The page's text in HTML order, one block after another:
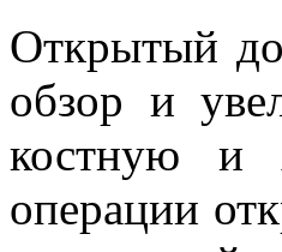
Открытый
обзор и
костную и
операции